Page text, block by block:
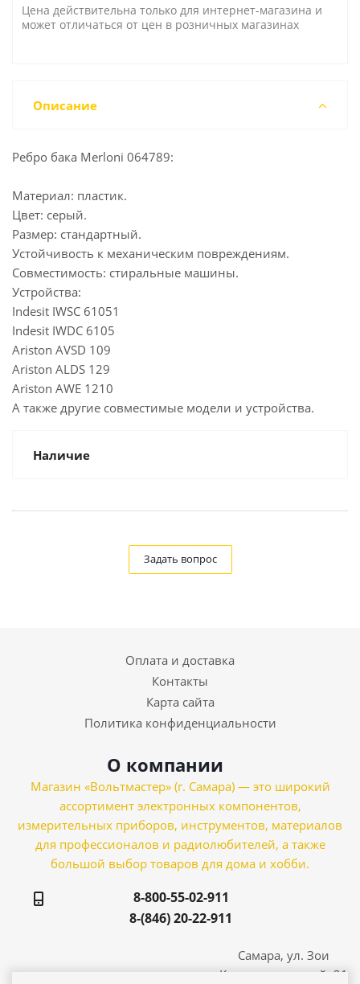
Цена действительна только для интернет-магазина и
может отличаться от цен в розничных магазинах
Описание
Ребро бака Merloni 064789:
Материал: пластик.
Цвет: серый.
Размер: стандартный.
Устойчивость к механическим повреждениям.
Совместимость: стиральные машины.
Устройства:
Indesit IWSC 61051
Indesit IWDC 6105
Ariston AVSD 109
Ariston ALDS 129
Ariston AWE 1210
А также другие совместимые модели и устройства.
Наличие
Задать вопрос
Оплата и доставка
Контакты
Карта сайта
Политика конфиденциальности
О компании
Магазин «Вольтмастер» (г. Самара) — это широкий
ассортимент электронных компонентов,
измерительных приборов, инструментов, материалов
для профессионалов и радиолюбителей, а также
большой выбор товаров для дома и хобби.
8-800-55-02-911
8-(846) 20-22-911
Самара, ул. Зои
Космодемьянской, 21